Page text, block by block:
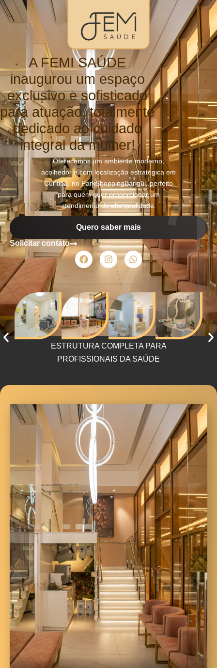
A FEMI SAÚDE
inaugurou um espaço
exclusivo e sofisticado
para atuação, totalmente
dedicado ao cuidado
integral da mulher!
Oferecemos um ambiente moderno,
acolhedor e com localização estratégica em
Curitiba, no ParkShoppingBarigüi, perfeito
para quem quer proporcionar um
atendimento de alta qualidade.
Quero saber mais
Solicitar contato
ESTRUTURA COMPLETA PARA
PROFISSIONAIS DA SAÚDE